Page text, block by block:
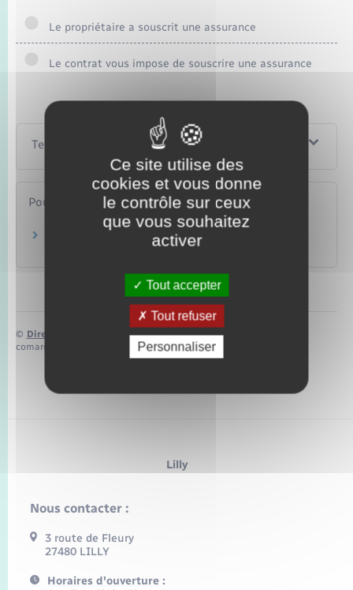
Le propriétaire a souscrit une assurance
Le contrat vous impose de souscrire une assurance
Textes de référence
Pour en savoir plus
Réglementation des meublés de tourisme
Ministère chargé de l'économie
© Direction de l’information légale et administrative
comarquage developpé par
baseo.io
Lilly
Nous contacter :
3 route de Fleury
27480 LILLY
Horaires d'ouverture :
Ce site utilise des
cookies et vous donne
le contrôle sur ceux
que vous souhaitez
activer
Tout accepter
Tout refuser
Personnaliser